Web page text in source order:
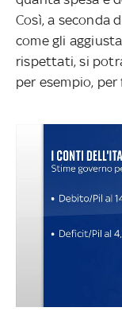
Così, a seconda
come gli
rispettati, si
per esempio,